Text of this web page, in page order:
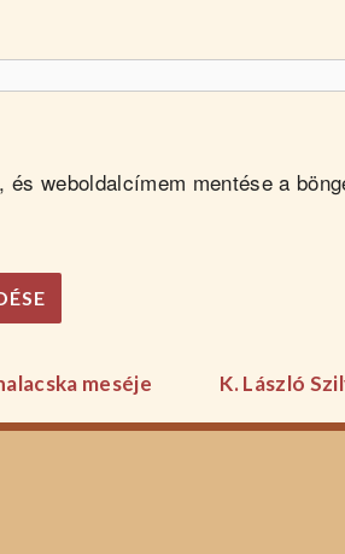
weboldalcímem mentése a
meséje K. László